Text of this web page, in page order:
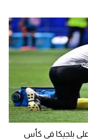
بلجيكا في كأس